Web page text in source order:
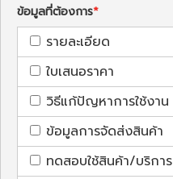
ข้อมูลที่ต้องการ
รายละเอียด
ใบเสนอราคา
วิธีแก้ปัญหาการใช้งาน
ข้อมูลการจัดส่งสินค้า
ทดสอบใช้สินค้า/บริการ